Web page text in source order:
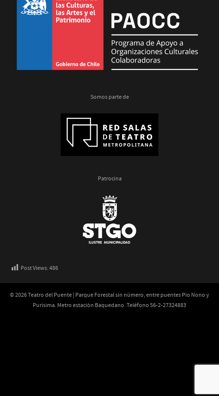
Somos parte de
Patrocina
Post Views:486
© 2026 Teatro del Puente | Parque Forestal sin número, entre puentes Pio Nono y
Purísima. Metro estación Baquedano. Teléfono 56-2-27324883